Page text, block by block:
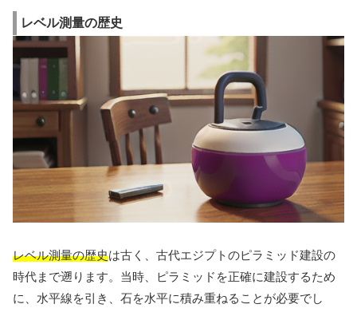
レベル測量の歴史
レベル測量の歴史は古く、古代エジプトのピラミッド建設の
時代まで遡ります。当時、ピラミッドを正確に建設するため
に、水平線を引き、石を水平に積み重ねることが必要でし